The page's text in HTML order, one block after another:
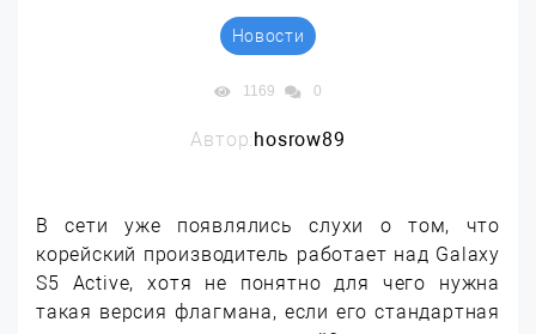
Новости
1169 0
Автор:hosrow89
В сети уже появлялись слухи о том, что
корейский производитель работает над Galaxy
S5 Active, хотя не понятно для чего нужна
такая версия флагмана, если его стандартная